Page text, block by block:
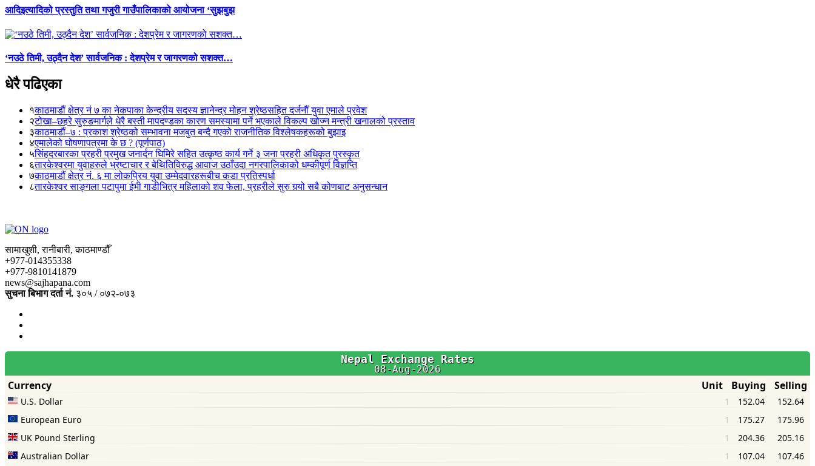
आदिइत्यादिको प्रस्तुति तथा गजुरी गाउँपालिकाको आयोजना ‘सुझबुझ
‘नउठे तिमी, उठ्दैन देश’ सार्वजनिक : देशप्रेम र जागरणको सशक्त…
धेरै पढिएका
१काठमाडौं क्षेत्र नं ७ का नेकपाका केन्द्रीय सदस्य ज्ञानेन्द्र मोहन श्रेष्ठसहित दर्जनौं युवा एमाले प्रवेश
२टोखा–छहरे सुरुङमार्गले धेरै बस्ती मापदण्डका कारण समस्यामा पर्ने भएकाले विकल्प खोज्न मन्त्री खनालको प्रस्ताव
३काठमाडौं–७ : प्रकाश श्रेष्ठको सम्भावना मजबुत बन्दै गएको राजनीतिक विश्लेषकहरूको बुझाइ
४एमालेको घोषणापत्रमा के छ ? (पूर्णपाठ)
५सिंहदरबारका प्रहरी प्रमुख जनार्दन घिमिरे सहित उत्कृष्ठ कार्य गर्ने ३ जना प्रहरी अधिकृत पुरस्कृत
६तारकेश्वरमा युवाहरुले भ्रष्टाचार र बेथितिविरुद्ध आवाज उठाँउदा नगरपालिकाको धम्कीपूर्ण विज्ञप्ति
७काठमाडौं क्षेत्र नं. ६ मा लोकप्रिय युवा उम्मेदवारहरूबीच कडा प्रतिस्पर्धा
८तारकेश्वर साङ्गला पटापुमा ईभी गाडीभित्र महिलाको शव फेला, प्रहरीले सुरु गर्‍यो सबै कोणबाट अनुसन्धान
सामाखुशी, रानीबारी, काठमाण्डौँ
+977-014355338
+977-9810141879
news@sajhapana.com
सुचना बिभाग दर्ता नं. ३०५ / ०७२-०७३